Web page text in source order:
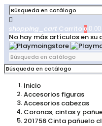

shopping_cart Carrito 0
No hay más artículos en su
Inicio
Accesorios figuras
Accesorios cabezas
Coronas, cintas y
201756 Cinta pañuelo